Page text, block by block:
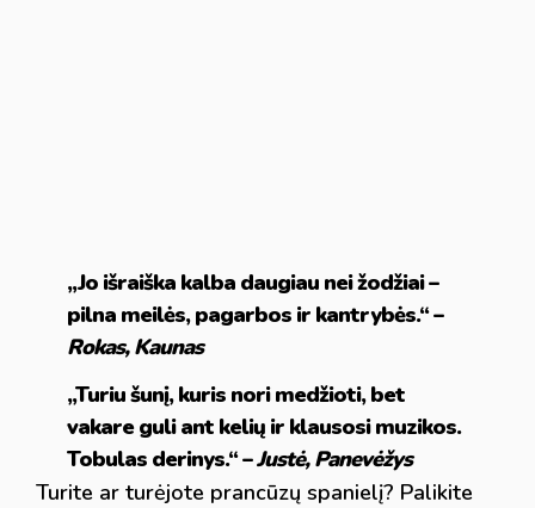
„Jo išraiška kalba daugiau nei žodžiai –
pilna meilės, pagarbos ir kantrybės.“ –
Rokas, Kaunas
„Turiu šunį, kuris nori medžioti, bet
vakare guli ant kelių ir klausosi muzikos.
Tobulas derinys.“ –Justė, Panevėžys
Turite ar turėjote prancūzų spanielį? Palikite